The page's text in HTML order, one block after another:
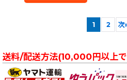
1 2 次
送料/配送方法(10,000円以上